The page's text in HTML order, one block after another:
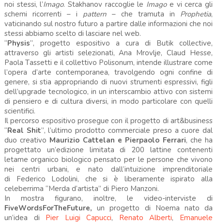
noi stessi, l’Imago. Stakhanov raccoglie le Imagoe vi cerca gli
schemi ricorrenti – i pattern – che tramuta in Prophetia,
vaticinando sul nostro futuro a partire dalle informazioni che noi
stessi abbiamo scelto di lasciare nel web.
“Physis”, progetto espositivo a cura di Butik collective,
attraverso gli artisti selezionati, Ana Mrovlje, Claud Hesse,
Paola Tassetti e il collettivo Polisonum, intende illustrare come
l’opera d’arte contemporanea, travolgendo ogni confine di
genere, si stia appropriando di nuovi strumenti espressivi, figli
dell’upgrade tecnologico, in un interscambio attivo con sistemi
di pensiero e di cultura diversi, in modo particolare con quelli
scientifici.
Il percorso espositivo prosegue con il progetto di art&business
“Real Shit”, l’ultimo prodotto commerciale preso a cuore dal
duo creativo Maurizio Cattelan e Pierpaolo Ferrari, che ha
progettato un’edizione limitata di 200 lattine contenenti
letame organico biologico pensato per le persone che vivono
nei centri urbani, e nato dall’intuizione imprenditoriale
di
Federico Lodolini, che si è liberamente ispirato alla
celeberrima “Merda d’artista” di Piero Manzoni.
In mostra figurano, inoltre, le video-interviste di
FiveWordsForTheFuture,un progetto di Noema nato da
un’idea di Pier Luigi Capucci, Renato Alberti, Emanuele